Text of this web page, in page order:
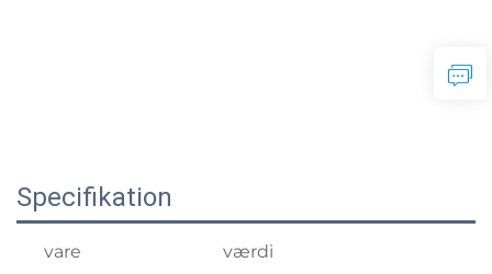
Specifikation
vare
værdi